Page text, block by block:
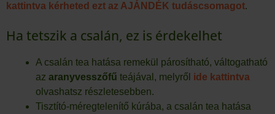
kattintva kérheted ezt az AJÁNDÉK tudáscsomagot.
Ha tetszik a csalán, ez is érdekelhet
A csalán tea hatása remekül párosítható, váltogatható
az aranyvesszőfű teájával, melyről ide kattintva
olvashatsz részletesebben.
Tisztító-méregtelenítő kúrába, a csalán tea hatása